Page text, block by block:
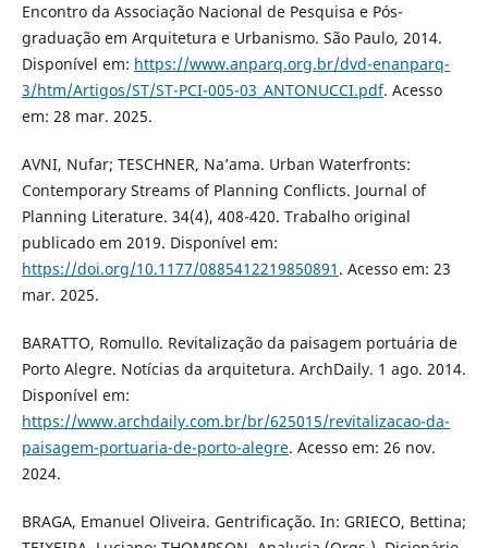
Encontro da Associação Nacional de Pesquisa e Pós-
graduação em Arquitetura e Urbanismo. São Paulo, 2014.
Disponível em: https://www.anparq.org.br/dvd-enanparq-
3/htm/Artigos/ST/ST-PCI-005-03_ANTONUCCI.pdf. Acesso
em: 28 mar. 2025.
AVNI, Nufar; TESCHNER, Na’ama. Urban Waterfronts:
Contemporary Streams of Planning Conflicts. Journal of
Planning Literature. 34(4), 408-420. Trabalho original
publicado em 2019. Disponível em:
https://doi.org/10.1177/0885412219850891 . Acesso em: 23
mar. 2025.
BARATTO, Romullo. Revitalização da paisagem portuária de
Porto Alegre. Notícias da arquitetura. ArchDaily. 1 ago. 2014.
Disponível em:
https://www.archdaily.com.br/br/625015/revitalizacao-da-
paisagem-portuaria-de-porto-alegre. Acesso em: 26 nov.
2024.
BRAGA, Emanuel Oliveira. Gentrificação. In: GRIECO, Bettina;